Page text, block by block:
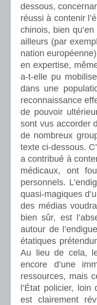
dessous,
réussi à contenir
chinois, bien
ailleurs (par
nation
en expertise,
a-t-elle pu
dans une
reconnaissance
de pouvoir
sont vus accorder
de nombreux
texte ci-dessous.
a contribué à
médicaux, ont
personnels.
quasi-magiques
des médias
bien sûr, est
autour de
étatiques
Au lieu de cela,
encore d’une
ressources, mais
l’État policier,
est clairement